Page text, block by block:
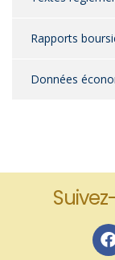
Rapports
Données